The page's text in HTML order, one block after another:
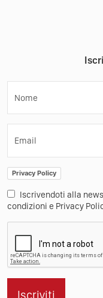
Nome
Email
Privacy Policy
Iscrivendoti alla
condizioni e Privacy
Iscriviti